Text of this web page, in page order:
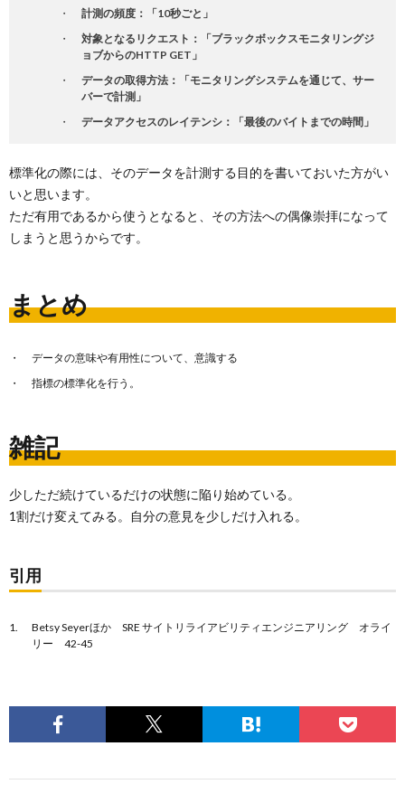
計測の頻度：「10秒ごと」
対象となるリクエスト：「ブラックボックスモニタリングジ
ョブからのHTTP GET」
データの取得方法：「モニタリングシステムを通じて、サー
バーで計測」
データアクセスのレイテンシ：「最後のバイトまでの時間」
標準化の際には、そのデータを計測する目的を書いておいた方がい
いと思います。
ただ有用であるから使うとなると、その方法への偶像崇拝になって
しまうと思うからです。
まとめ
データの意味や有用性について、意識する
指標の標準化を行う。
雑記
少しただ続けているだけの状態に陥り始めている。
1割だけ変えてみる。自分の意見を少しだけ入れる。
引用
Betsy Seyerほか SRE サイトリライアビリティエンジニアリング オライ
リー 42-45